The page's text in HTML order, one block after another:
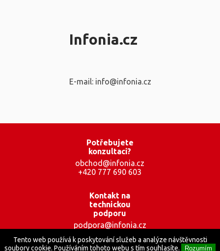
Infonia.cz
E-mail: info@infonia.cz
Potřebujete
konzultaci?
obchod@infonia.cz
+420 777 690 603
Kontakt na
technickou
podporu
podpora@infonia.cz
Tento web používá k poskytování služeb a analýze návštěvnosti
soubory cookie. Používáním tohoto webu s tím souhlasíte.
Rozumím